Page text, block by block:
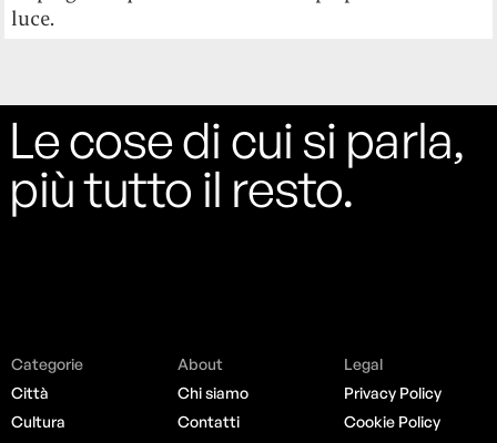
luce.
Le cose di cui si parla,
più tutto il resto.
Categorie
Città
Cultura
About
Chi siamo
Contatti
Legal
Privacy Policy
Cookie Policy